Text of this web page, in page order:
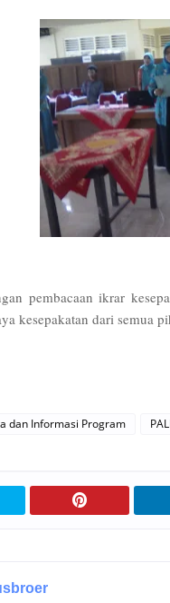
pembacaan ikrar
kesepakatan dari semua
dan Informasi Program